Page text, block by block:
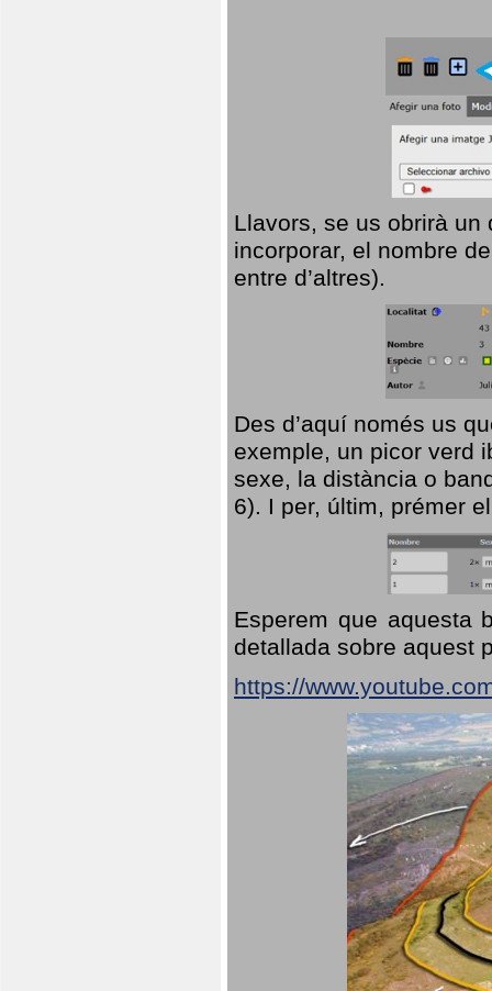
Llavors, se us obrirà
incorporar, el nombre
entre d’altres).
Des d’aquí només us
exemple, un picor verd
sexe, la distància o
6). I per, últim, prémer
Esperem que aquesta
detallada sobre aquest
https://